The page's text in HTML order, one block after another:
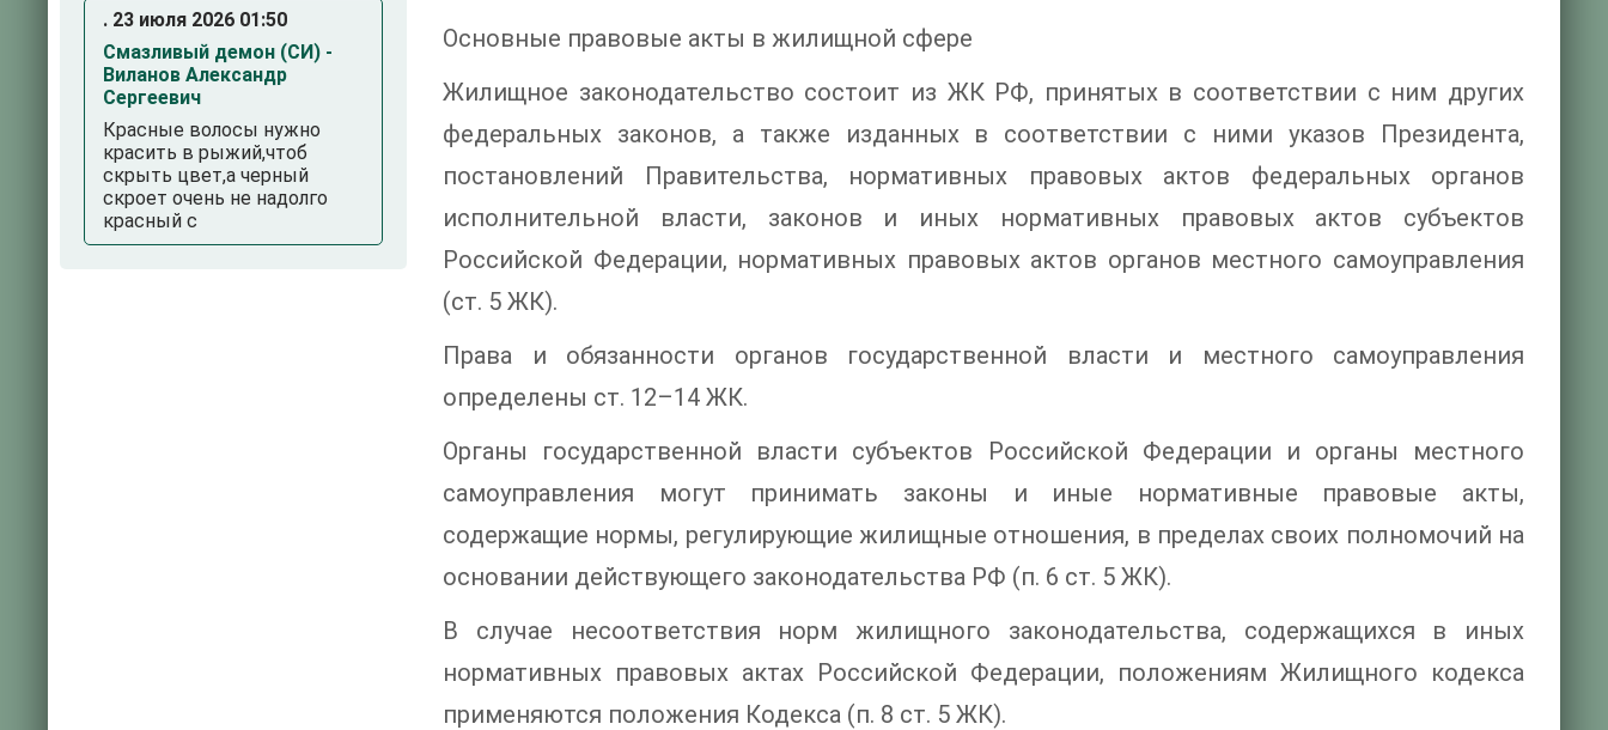
Основные правовые акты в жилищной сфере
Жилищное законодательство состоит из ЖК РФ, принятых в соответствии с ним других
федеральных законов, а также изданных в соответствии с ними указов Президента,
постановлений Правительства, нормативных правовых актов федеральных органов
исполнительной власти, законов и иных нормативных правовых актов субъектов
Российской Федерации, нормативных правовых актов органов местного самоуправления
(ст. 5 ЖК).
Права и обязанности органов государственной власти и местного самоуправления
определены ст. 12–14 ЖК.
Органы государственной власти субъектов Российской Федерации и органы местного
самоуправления могут принимать законы и иные нормативные правовые акты,
содержащие нормы, регулирующие жилищные отношения, в пределах своих полномочий на
основании действующего законодательства РФ (п. 6 ст. 5 ЖК).
В случае несоответствия норм жилищного законодательства, содержащихся в иных
нормативных правовых актах Российской Федерации, положениям Жилищного кодекса
применяются положения Кодекса (п. 8 ст. 5 ЖК).
. 23 июля 2026 01:50
Смазливый демон (СИ) -
Виланов Александр
Сергеевич
Красные волосы нужно
красить в рыжий,чтоб
скрыть цвет,а черный
скроет очень не надолго
красный с